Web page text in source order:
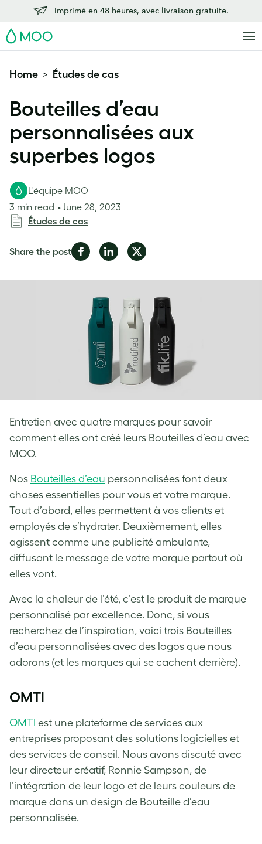
Imprimé en 48 heures, avec livraison gratuite.
MOO
Home > Études de cas
Bouteilles d’eau
personnalisées aux
superbes logos
Entretien avec quatre marques pour savoir
comment elles ont créé leurs Bouteilles d’eau avec
MOO.
L'équipe MOO
3 min read
June 28, 2023
Études de cas
Share the postShare
Facebook
Share
LinkedIn
Share
Twitter
Nos Bouteilles d’eau personnalisées font deux
choses essentielles pour vous et votre marque.
Tout d’abord, elles permettent à vos clients et
employés de s’hydrater. Deuxièmement, elles
agissent comme une publicité ambulante,
diffusant le message de votre marque partout où
elles vont.
Avec la chaleur de l’été, c’est le produit de marque
personnalisé par excellence. Donc, si vous
recherchez de l’inspiration, voici trois Bouteilles
d’eau personnalisées avec des logos que nous
adorons (et les marques qui se cachent derrière).
OMTI
OMTI est une plateforme de services aux
entreprises proposant des solutions logicielles et
des services de conseil. Nous avons discuté avec
leur directeur créatif, Ronnie Sampson, de
l’intégration de leur logo et de leurs couleurs de
marque dans un design de Bouteille d’eau
personnalisée.